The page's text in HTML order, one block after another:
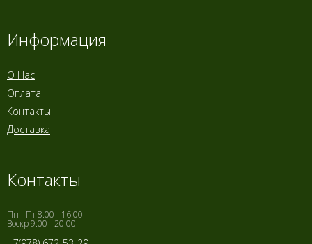
Информация
О Нас
Оплата
Контакты
Доставка
Контакты
Пн - Пт 8.00 - 16.00
Воскр 9:00 - 20:00